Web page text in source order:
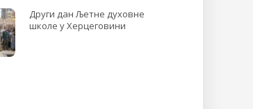
Други дан Љетне духовне
школе у Херцеговини